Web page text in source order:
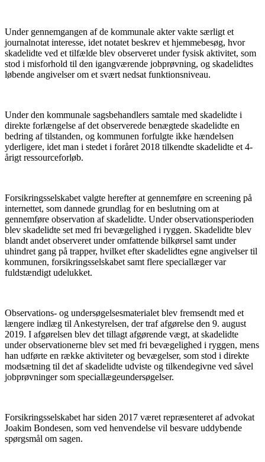
Under gennemgangen af de kommunale akter vakte særligt et
journalnotat interesse, idet notatet beskrev et hjemmebesøg, hvor
skadelidte ved et tilfælde blev observeret under fysisk aktivitet, som
stod i misforhold til den igangværende jobprøvning, og skadelidtes
løbende angivelser om et svært nedsat funktionsniveau.
Under den kommunale sagsbehandlers samtale med skadelidte i
direkte forlængelse af det observerede benægtede skadelidte en
bedring af tilstanden, og kommunen forfulgte ikke hændelsen
yderligere, idet man i stedet i foråret 2018 tilkendte skadelidte et 4-
årigt ressourceforløb.
Forsikringsselskabet valgte herefter at gennemføre en screening på
internettet, som dannede grundlag for en beslutning om at
gennemføre observation af skadelidte. Under observationsperioden
blev skadelidte set med fri bevægelighed i ryggen. Skadelidte blev
blandt andet observeret under omfattende bilkørsel samt under
uhindret gang på trapper, hvilket efter skadelidtes egne angivelser til
kommunen, forsikringsselskabet samt flere speciallæger var
fuldstændigt udelukket.
Observations- og undersøgelsesmaterialet blev fremsendt med et
længere indlæg til Ankestyrelsen, der traf afgørelse den 9. august
2019. I afgørelsen blev det tillagt afgørende vægt, at skadelidte
under observationerne blev set med fri bevægelighed i ryggen, mens
han udførte en række aktiviteter og bevægelser, som stod i direkte
modsætning til det af skadelidte udviste og tilkendegivne ved såvel
jobprøvninger som speciallægeundersøgelser.
Forsikringsselskabet har siden 2017 været repræsenteret af advokat
Joakim Bondesen, som ved henvendelse vil besvare uddybende
spørgsmål om sagen.